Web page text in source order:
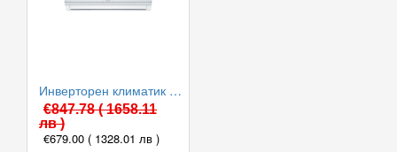
Инверторен климатик KAISAI ECO KEX-12KTH2I/12KTH2O, 12000 BTU, Клас A++
€847.78( 1658.11
лв )
€679.00 ( 1328.01 лв )